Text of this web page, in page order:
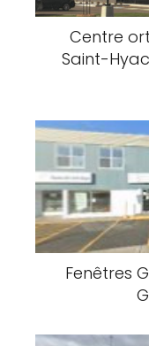
Centre
Saint-
Fenêtres